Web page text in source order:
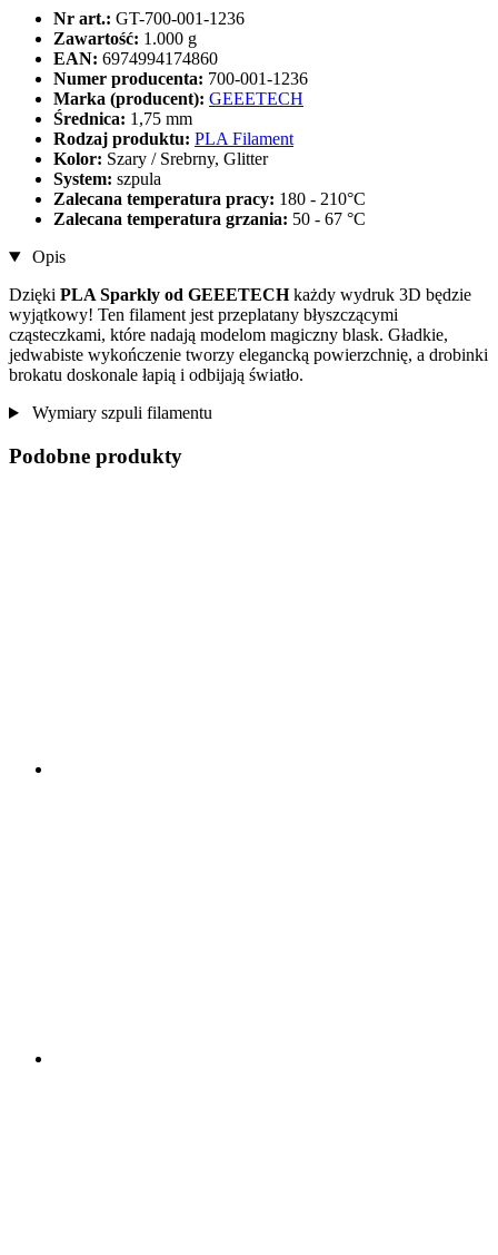
Nr art.: GT-700-001-1236
Zawartość: 1.000 g
EAN: 6974994174860
Numer producenta: 700-001-1236
Marka (producent): GEEETECH
Średnica: 1,75 mm
Rodzaj produktu: PLA Filament
Kolor: Szary / Srebrny, Glitter
System: szpula
Zalecana temperatura pracy: 180 - 210°C
Zalecana temperatura grzania: 50 - 67 °C
Opis
Dzięki PLA Sparkly od GEEETECHkażdy wydruk 3D będzie
wyjątkowy! Ten filament jest przeplatany błyszczącymi
cząsteczkami, które nadają modelom magiczny blask. Gładkie,
jedwabiste wykończenie tworzy elegancką powierzchnię, a drobinki
brokatu doskonale łapią i odbijają światło.
Wymiary szpuli filamentu
Podobne produkty